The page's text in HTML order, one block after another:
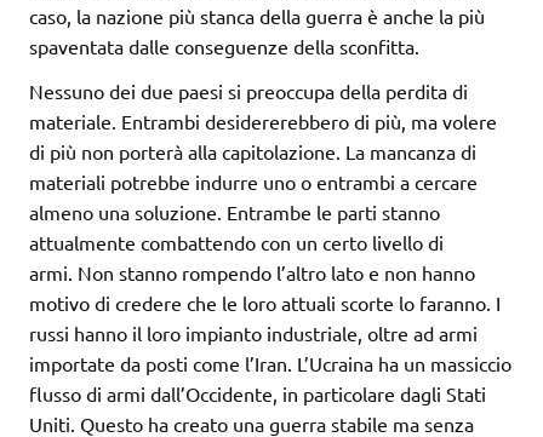
caso, la nazione più stanca della guerra è anche la più
spaventata dalle conseguenze della sconfitta.
Nessuno dei due paesi si preoccupa della perdita di
materiale. Entrambi desidererebbero di più, ma volere
di più non porterà alla capitolazione. La mancanza di
materiali potrebbe indurre uno o entrambi a cercare
almeno una soluzione. Entrambe le parti stanno
attualmente combattendo con un certo livello di
armi. Non stanno rompendo l’altro lato e non hanno
motivo di credere che le loro attuali scorte lo faranno. I
russi hanno il loro impianto industriale, oltre ad armi
importate da posti come l’Iran. L’Ucraina ha un massiccio
flusso di armi dall’Occidente, in particolare dagli Stati
Uniti. Questo ha creato una guerra stabile ma senza